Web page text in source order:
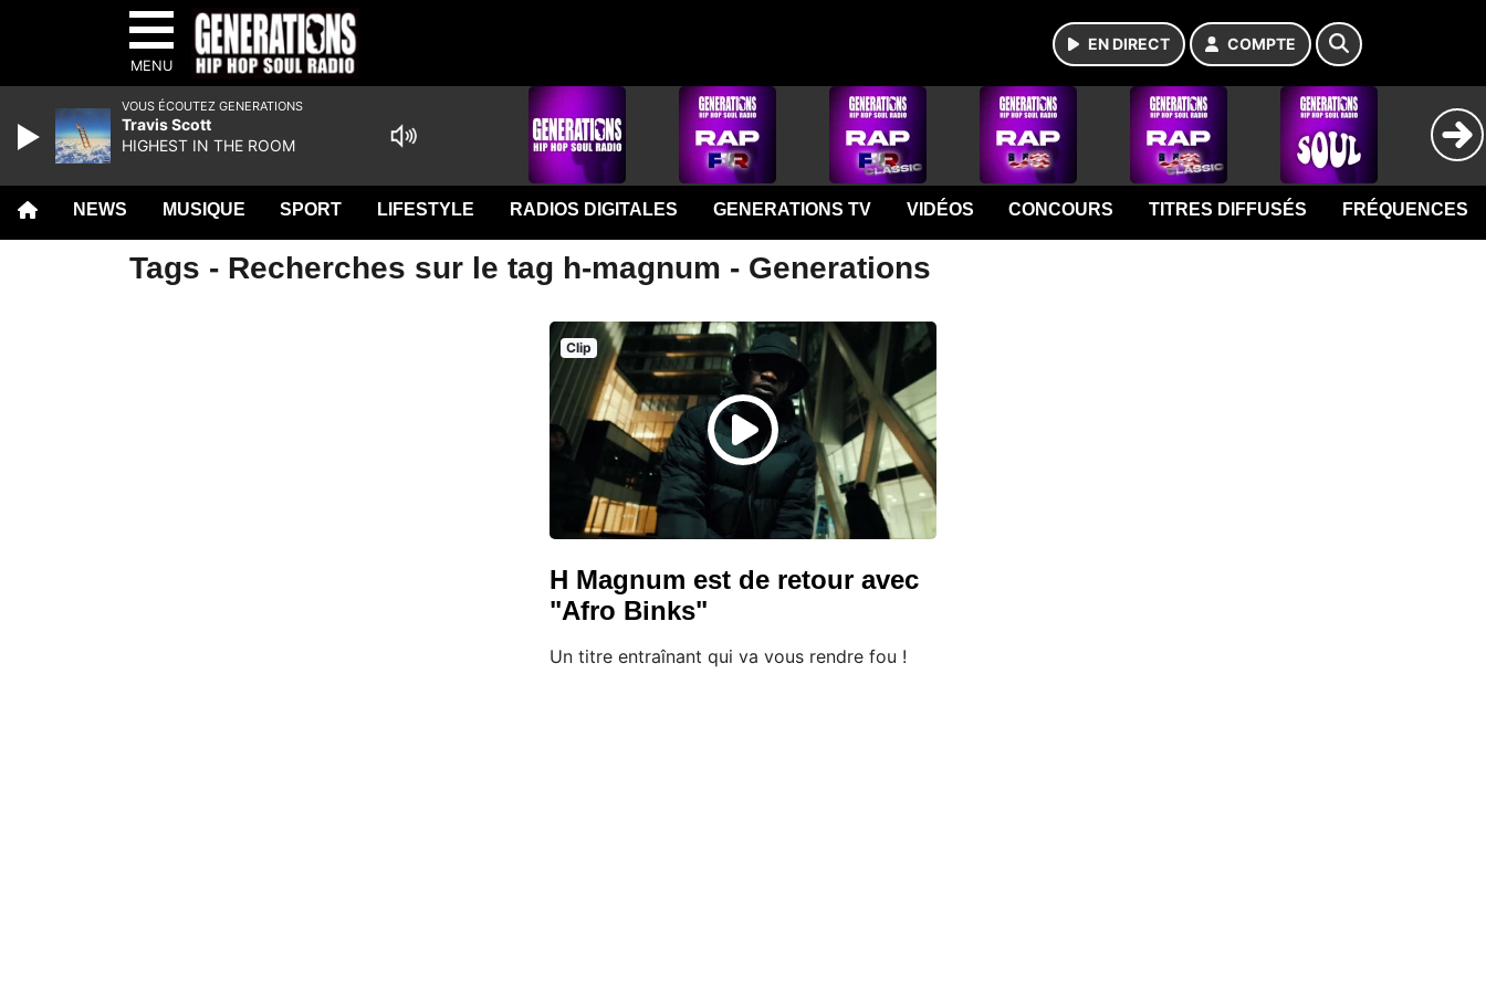
MENU
EN DIRECT COMPTE
NEWS MUSIQUE SPORT LIFESTYLE RADIOS DIGITALES GENERATIONS TV VIDÉOS CONCOURS TITRES DIFFUSÉS FRÉQUENCES
Tags - Recherches sur le tag h-magnum - Generations
Clip
H Magnum est de retour avec
"Afro Binks"
Un titre entraînant qui va vous rendre fou !
VOUS ÉCOUTEZ GENERATIONS
Travis Scott
HIGHEST IN THE ROOM